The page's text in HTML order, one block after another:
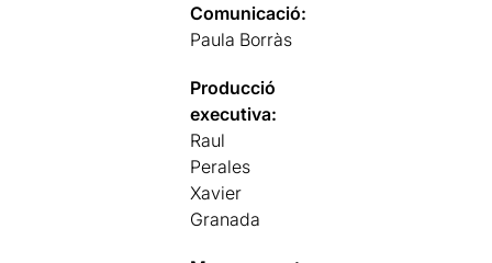
Comunicació:
Paula Borràs
Producció
executiva:
Raul
Perales
Xavier
Granada